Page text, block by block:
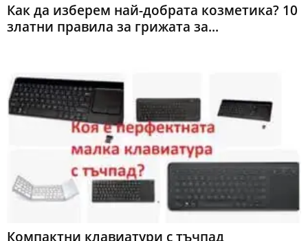
Как да изберем най-добрата козметика? 10
златни правила за грижата за...
Компактни клавиатури с тъчпад